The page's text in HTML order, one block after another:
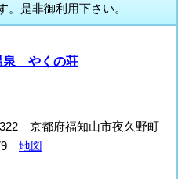
是非御利用下さい。
泉 やくの荘
京都府福知山市夜久野町
地図